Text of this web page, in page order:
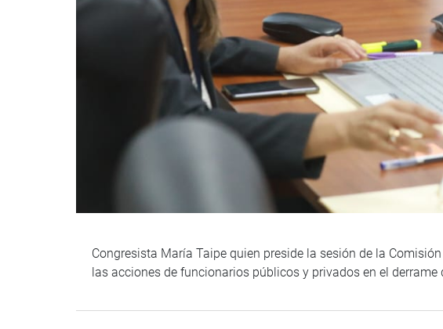
Congresista María Taipe quien preside la sesión de la
las acciones de funcionarios públicos y privados en el derrame